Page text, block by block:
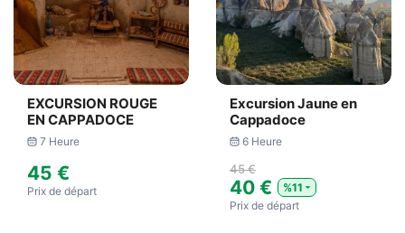
EXCURSION ROUGE
EN CAPPADOCE
7 Heure
45 €
Prix ​​de départ
Excursion Jaune en
Cappadoce
6 Heure
45 €
40 €
%11
Prix ​​de départ